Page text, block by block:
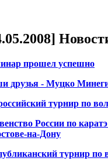
прошел успешно
друзья - Муцко
турнир по
России по
на-Дону
турнир по